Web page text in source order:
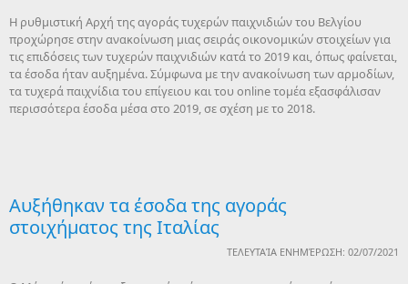
Η ρυθμιστική Αρχή της αγοράς τυχερών παιχνιδιών του Βελγίου
προχώρησε στην ανακοίνωση μιας σειράς οικονομικών στοιχείων για
τις επιδόσεις των τυχερών παιχνιδιών κατά το 2019 και, όπως φαίνεται,
τα έσοδα ήταν αυξημένα. Σύμφωνα με την ανακοίνωση των αρμοδίων,
τα τυχερά παιχνίδια του επίγειου και του online τομέα εξασφάλισαν
περισσότερα έσοδα μέσα στο 2019, σε σχέση με το 2018.
Αυξήθηκαν τα έσοδα της αγοράς
στοιχήματος της Ιταλίας
ΤΕΛΕΥΤΑΊΑ ΕΝΗΜΈΡΩΣΗ: 02/07/2021